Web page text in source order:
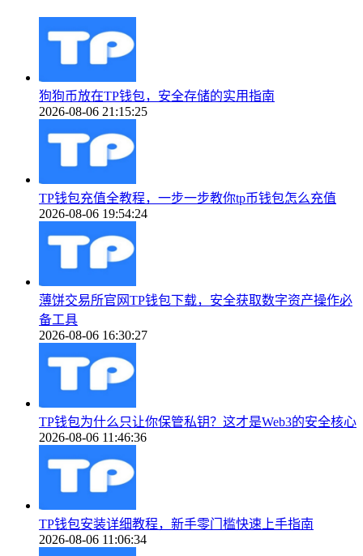
狗狗币放在TP钱包，安全存储的实用指南
2026-08-06 21:15:25
TP钱包充值全教程，一步一步教你tp币钱包怎么充值
2026-08-06 19:54:24
薄饼交易所官网TP钱包下载，安全获取数字资产操作必
备工具
2026-08-06 16:30:27
TP钱包为什么只让你保管私钥？这才是Web3的安全核心
2026-08-06 11:46:36
TP钱包安装详细教程，新手零门槛快速上手指南
2026-08-06 11:06:34